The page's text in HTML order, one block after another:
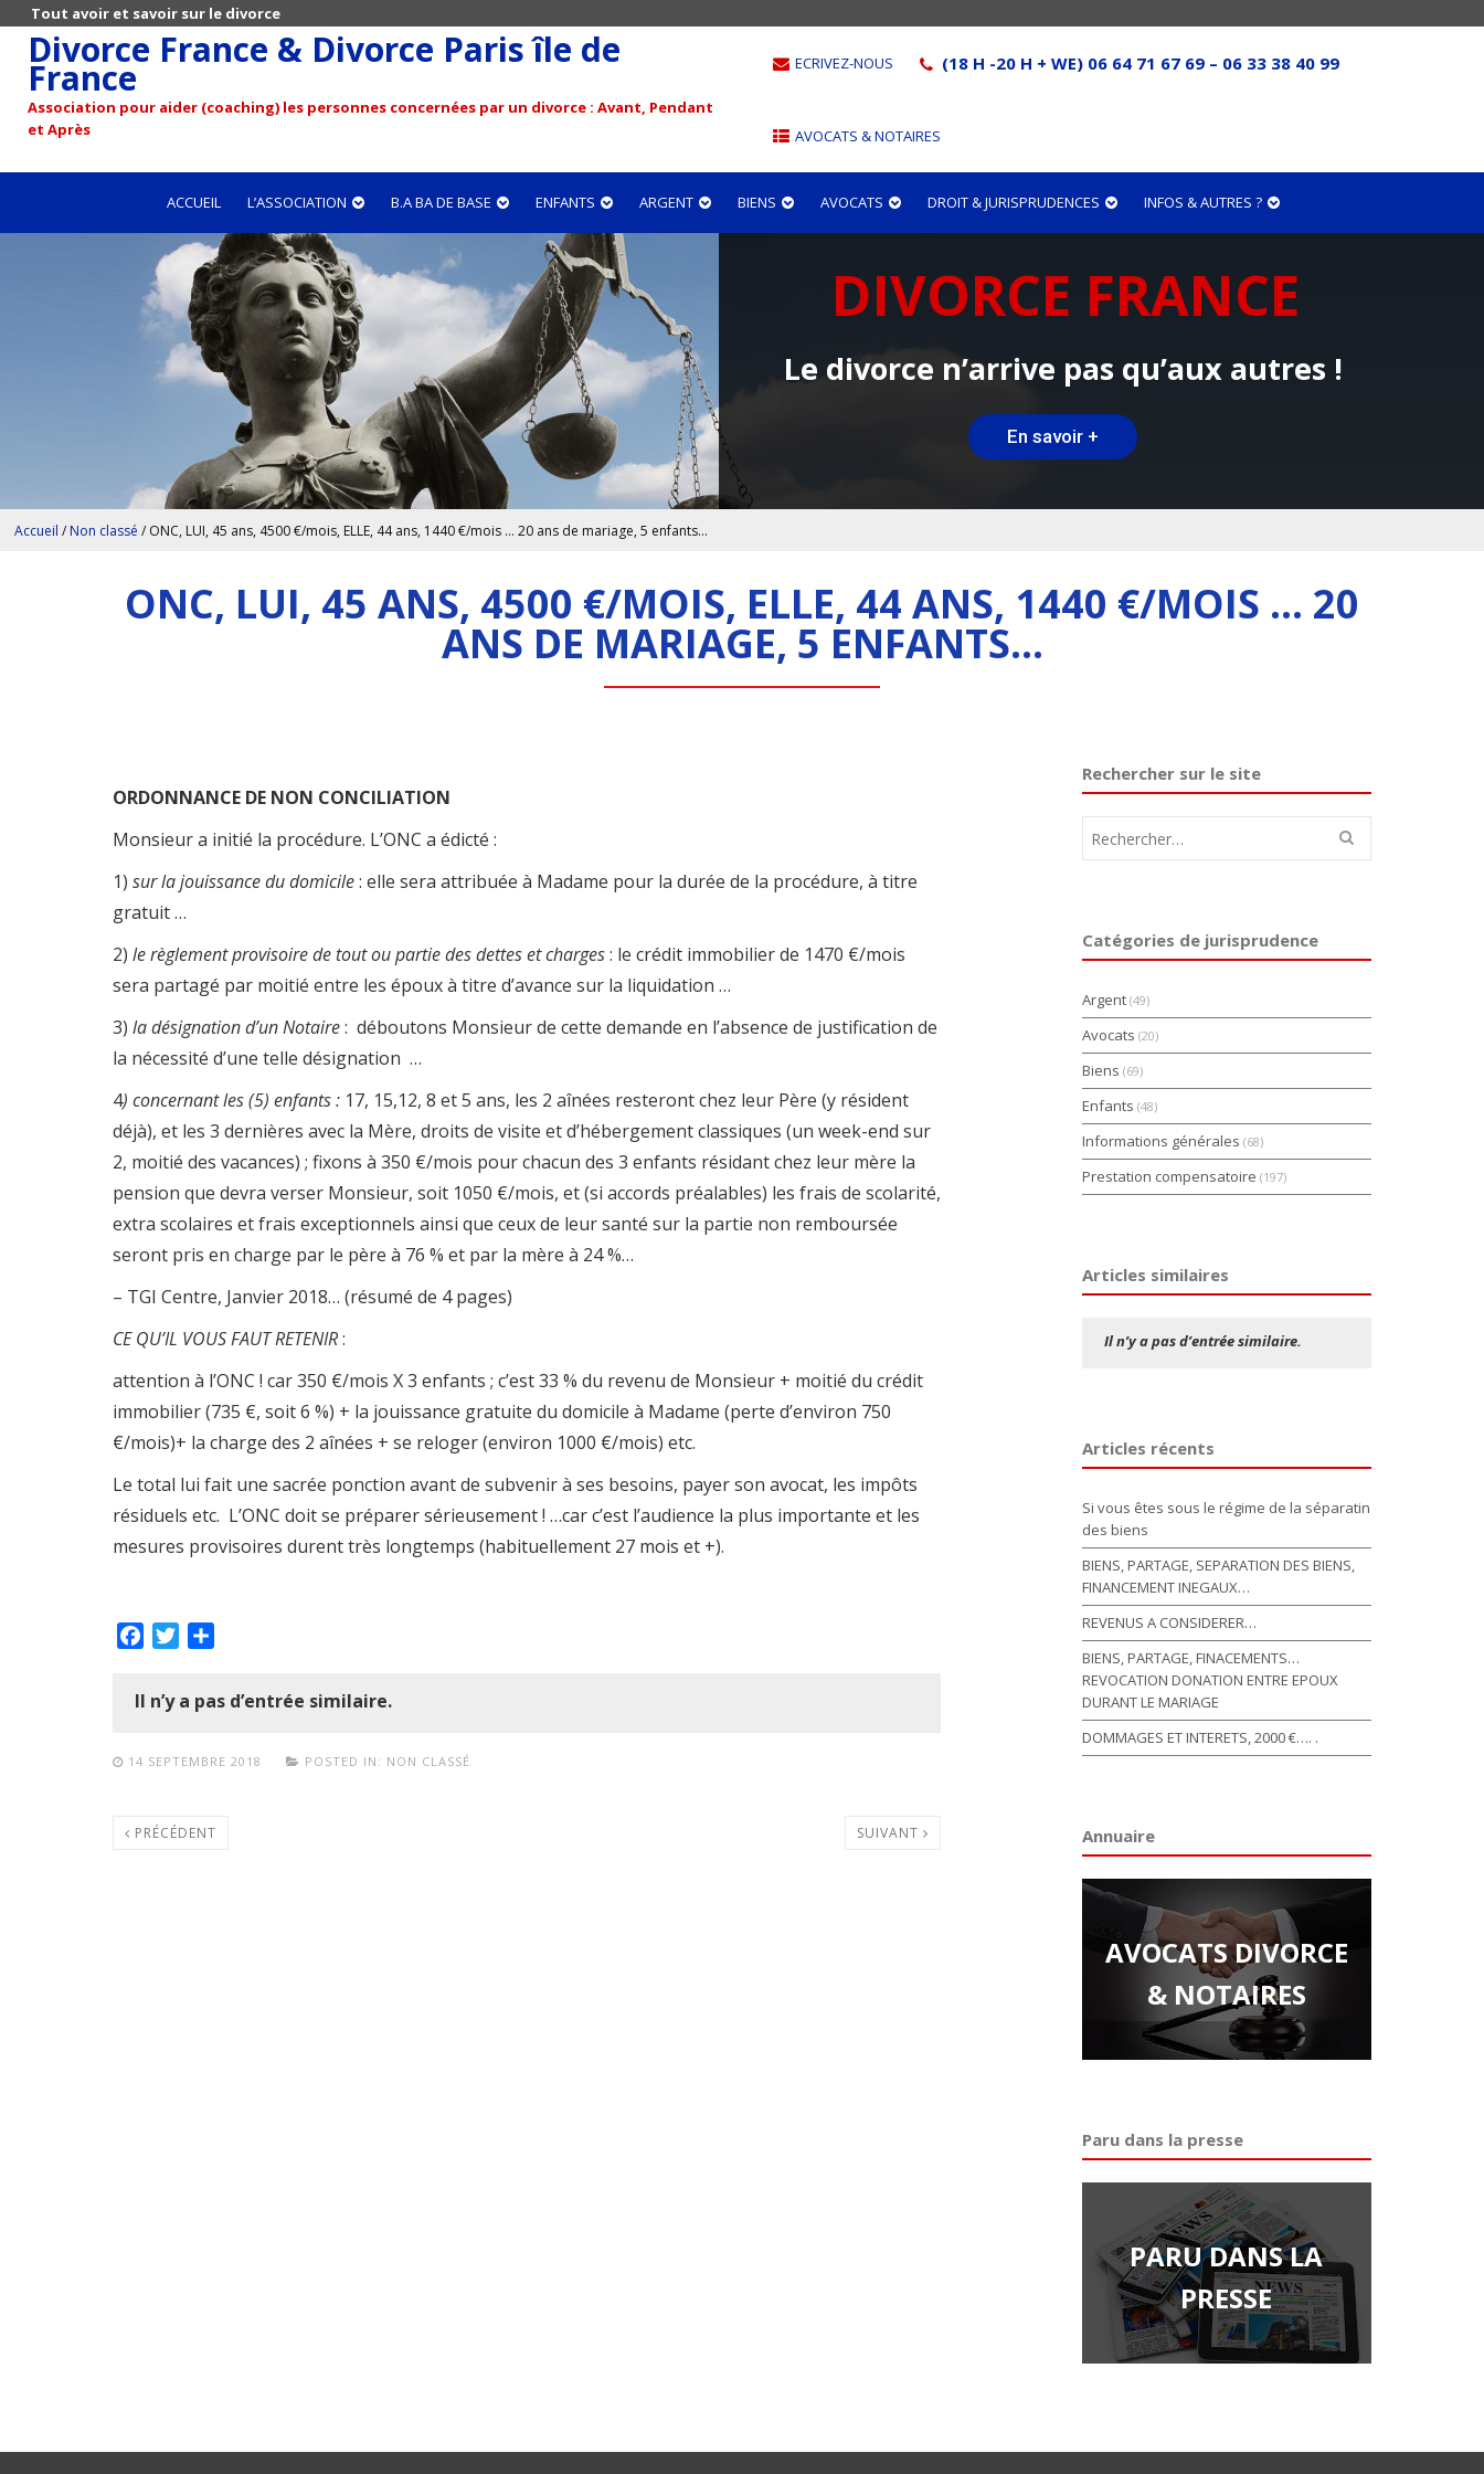
Tout avoir et savoir sur le divorce
Divorce France & Divorce Paris île de
France
Association pour aider (coaching) les personnes concernées par un divorce : Avant, Pendant
et Après
ECRIVEZ-NOUS (18 H -20 H + WE) 06 64 71 67 69 – 06 33 38 40 99
AVOCATS & NOTAIRES
ACCUEIL L’ASSOCIATION B.A BA DE BASE ENFANTS ARGENT BIENS AVOCATS DROIT & JURISPRUDENCES INFOS & AUTRES ?
DIVORCE FRANCE
Le divorce n’arrive pas qu’aux autres !
En savoir +
Accueil / Non classé / ONC, LUI, 45 ans, 4500 €/mois, ELLE, 44 ans, 1440 €/mois … 20 ans de mariage, 5 enfants…
ONC, LUI, 45 ANS, 4500 €/MOIS, ELLE, 44 ANS, 1440 €/MOIS … 20
ANS DE MARIAGE, 5 ENFANTS…
ORDONNANCE DE NON CONCILIATION
Monsieur a initié la procédure. L’ONC a édicté :
1) sur la jouissance du domicile: elle sera attribuée à Madame pour la durée de la procédure, à titre
gratuit …
2) le règlement provisoire de tout ou partie des dettes et charges: le crédit immobilier de 1470 €/mois
sera partagé par moitié entre les époux à titre d’avance sur la liquidation …
3) la désignation d’un Notaire: déboutons Monsieur de cette demande en l’absence de justification de
la nécessité d’une telle désignation …
4) concernant les (5) enfants : 17, 15,12, 8 et 5 ans, les 2 aînées resteront chez leur Père (y résident
déjà), et les 3 dernières avec la Mère, droits de visite et d’hébergement classiques (un week-end sur
2, moitié des vacances) ; fixons à 350 €/mois pour chacun des 3 enfants résidant chez leur mère la
pension que devra verser Monsieur, soit 1050 €/mois, et (si accords préalables) les frais de scolarité,
extra scolaires et frais exceptionnels ainsi que ceux de leur santé sur la partie non remboursée
seront pris en charge par le père à 76 % et par la mère à 24 %…
– TGI Centre, Janvier 2018… (résumé de 4 pages)
CE QU’IL VOUS FAUT RETENIR:
attention à l’ONC ! car 350 €/mois X 3 enfants ; c’est 33 % du revenu de Monsieur + moitié du crédit
immobilier (735 €, soit 6 %) + la jouissance gratuite du domicile à Madame (perte d’environ 750
€/mois)+ la charge des 2 aînées + se reloger (environ 1000 €/mois) etc.
Le total lui fait une sacrée ponction avant de subvenir à ses besoins, payer son avocat, les impôts
résiduels etc. L’ONC doit se préparer sérieusement ! …car c’est l’audience la plus importante et les
mesures provisoires durent très longtemps (habituellement 27 mois et +).
FacebookTwitter
Il n’y a pas d’entrée similaire.
14 SEPTEMBRE 2018 POSTED IN: NON CLASSÉ
PRÉCÉDENT SUIVANT
Rechercher sur le site
Catégories de jurisprudence
Argent(49)
Avocats (20)
Biens (69)
Enfants (48)
Informations générales (68)
Prestation compensatoire (197)
Articles similaires
Il n’y a pas d’entrée similaire.
Articles récents
Si vous êtes sous le régime de la séparatin
des biens
BIENS, PARTAGE, SEPARATION DES BIENS,
FINANCEMENT INEGAUX…
REVENUS A CONSIDERER…
BIENS, PARTAGE, FINACEMENTS…
REVOCATION DONATION ENTRE EPOUX
DURANT LE MARIAGE
DOMMAGES ET INTERETS, 2000 €…. .
Annuaire
AVOCATS DIVORCE
& NOTAIRES
Paru dans la presse
PARU DANS LA
PRESSE